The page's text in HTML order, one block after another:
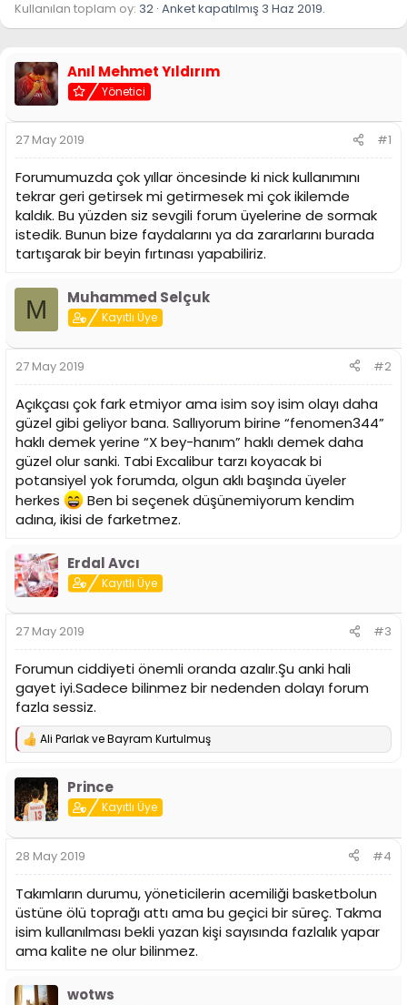
i
Kullanılan toplam oy 32 Anket kapatılmış 3 Haz 2019.
Anıl Mehmet Yıldırım
Yönetici
27 May 2019 #1
Forumumuzda çok yıllar öncesinde ki nick kullanımını
tekrar geri getirsek mi getirmesek mi çok ikilemde
kaldık. Bu yüzden siz sevgili forum üyelerine de sormak
istedik. Bunun bize faydalarını ya da zararlarını burada
tartışarak bir beyin fırtınası yapabiliriz.
M Muhammed Selçuk
Kayıtlı Üye
27 May 2019 #2
Açıkçası çok fark etmiyor ama isim soy isim olayı daha
güzel gibi geliyor bana. Sallıyorum birine “fenomen344”
haklı demek yerine “X bey-hanım” haklı demek daha
güzel olur sanki. Tabi Excalibur tarzı koyacak bi
potansiyel yok forumda, olgun aklı başında üyeler
herkes
Ben bi seçenek düşünemiyorum kendim
adına, ikisi de farketmez.
Erdal Avcı
Kayıtlı Üye
27 May 2019 #3
Forumun ciddiyeti önemli oranda azalır.Şu anki hali
gayet iyi.Sadece bilinmez bir nedenden dolayı forum
fazla sessiz.
T
p
k
i
l
:
Ali ParlakveBayram Kurtulmuş
Prince
Kayıtlı Üye
28 May 2019 #4
Takımların durumu, yöneticilerin acemiliği basketbolun
üstüne ölü toprağı attı ama bu geçici bir süreç. Takma
isim kullanılması bekli yazan kişi sayısında fazlalık yapar
ama kalite ne olur bilinmez.
wotws